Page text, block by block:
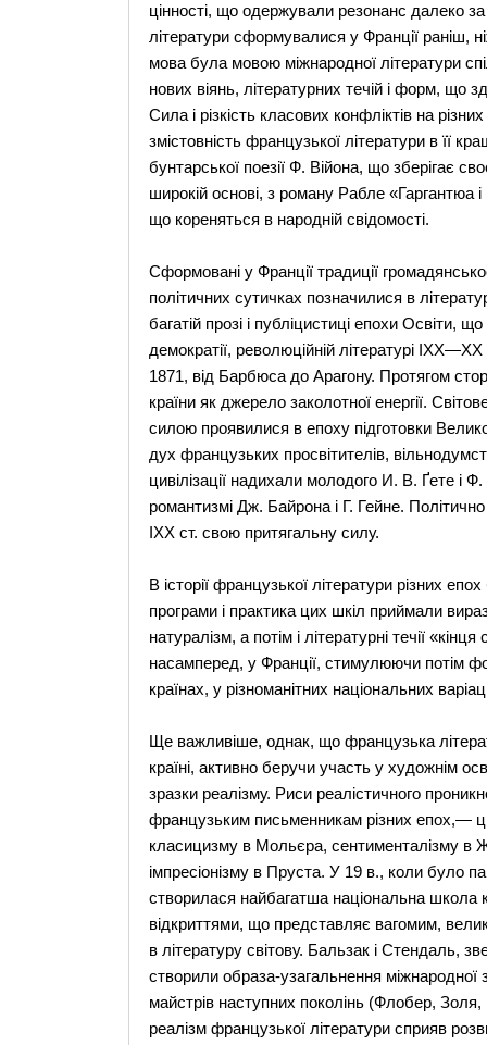
цінності, що одержували резонанс далеко
літератури сформувалися у Франції раніш,
мова була мовою міжнародної літератури
нових віянь, літературних течій і форм, що
Сила і різкість класових конфліктів на
змістовність французької літератури в її
бунтарської поезії Ф. Війона, що зберігає
широкій основі, з роману Рабле «Гаргантюа
що кореняться в народній свідомості.
Сформовані у Франції традиції
політичних сутичках позначилися в
багатій прозі і публіцистиці епохи Освіти,
демократії, революційній літературі
1871, від Барбюса до Арагону. Протягом
країни як джерело заколотної енергії.
силою проявилися в епоху підготовки
дух французьких просвітителів,
цивілізації надихали молодого И. В. Ґете
романтизмі Дж. Байрона і Г. Гейне.
ІХХ ст. свою притягальну силу.
В історії французької літератури різних
програми і практика цих шкіл приймали
натуралізм, а потім і літературні течії
насамперед, у Франції, стимулюючи потім
країнах, у різноманітних національних
Ще важливіше, однак, що французька
країні, активно беручи участь у художнім
зразки реалізму. Риси реалістичного
французьким письменникам різних епох,— ці
класицизму в Мольєра, сентименталізму в
імпресіонізму в Пруста. У 19 в., коли було
створилася найбагатша національна школа
відкриттями, що представляє вагомим,
в літературу світову. Бальзак і Cтендаль,
створили образа-узагальнення
майстрів наступних поколінь (Флобер,
реалізм французької літератури сприяв